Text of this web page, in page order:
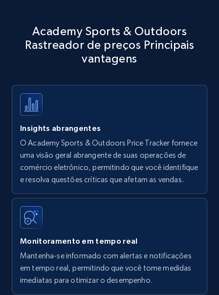
specific keywords
Title, Seller name, Brand, Description, Initial
price, Currency, Availability, Reviews count, and
35.3K+
Amazon products - find products by using
upc numbers
Title, Seller name, Brand, Description, Initial
price, Currency, Availability, Reviews count, and
35.3K+
Amazon Reviews
URL, Product name, Product rating, Product
Academy Sports & Outdoors
Rastreador de preços Principais
vantagens
Insights abrangentes
O Academy Sports & Outdoors Price Tracker fornece
uma visão geral abrangente de suas operações de
comércio eletrônico, permitindo que você identifique
e resolva questões críticas que afetam as vendas.
Monitoramento em tempo real
Mantenha-se informado com alertas e notificações
em tempo real, permitindo que você tome medidas
imediatas para otimizar o desempenho.